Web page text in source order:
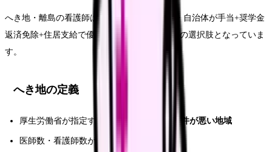
へき地・離島の看護師は深刻な人材不足。国・自治体が手当+奨学金
返済免除+住居支給で優遇し、実質年収アップの選択肢となっていま
す。
へき地の定義
厚生労働省が指定する 交通条件・自然的条件が悪い地域
医師数・看護師数が著しく少ない地域